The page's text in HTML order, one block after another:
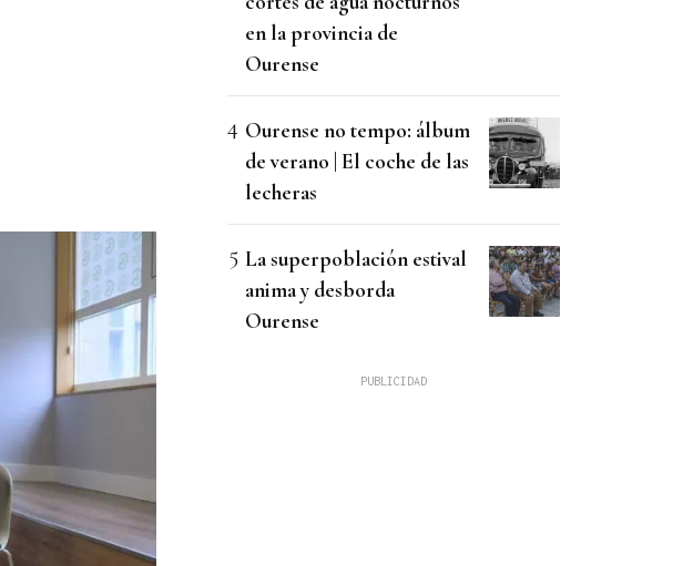
en la provincia de
Ourense
Ourense no tempo: álbum
de verano | El coche de las
lecheras
La superpoblación estival
anima y desborda
Ourense